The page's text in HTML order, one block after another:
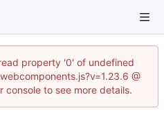
property '0' of undefined
@
console to see more details.